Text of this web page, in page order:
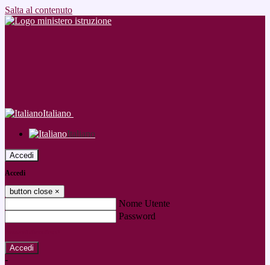
Salta al contenuto
Italiano
Italiano
Accedi
Accedi
button close ×
Nome Utente
Password
-